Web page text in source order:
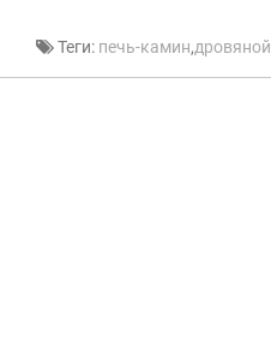
Теги: печь-камин,дровяной